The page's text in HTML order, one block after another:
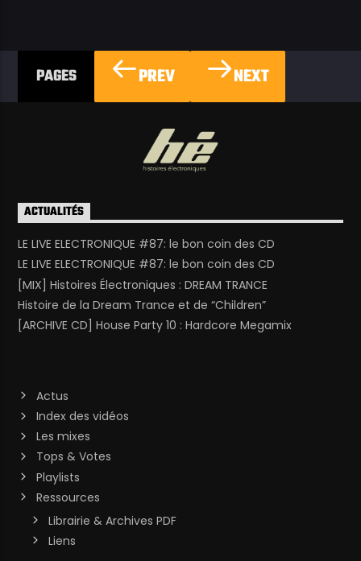
PAGES PREV NEXT
ACTUALITÉS
LE LIVE ELECTRONIQUE #87: le bon coin des CD
LE LIVE ELECTRONIQUE #87: le bon coin des CD
[MIX] Histoires Électroniques : DREAM TRANCE
Histoire de la Dream Trance et de “Children”
[ARCHIVE CD] House Party 10 : Hardcore Megamix
Actus
Index des vidéos
Les mixes
Tops & Votes
Playlists
Ressources
Librairie & Archives PDF
Liens